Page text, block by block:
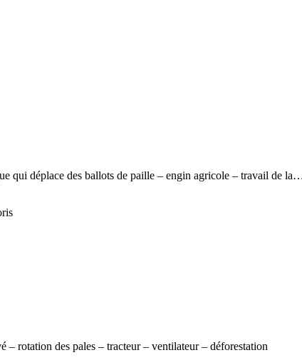
qui déplace des ballots de paille – engin agricole – travail de
rotation des pales – tracteur – ventilateur – déforestation